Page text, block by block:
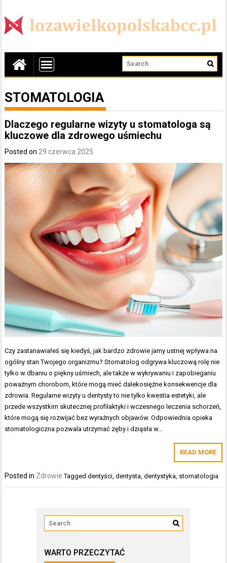
STOMATOLOGIA
Dlaczego regularne wizyty u stomatologa są
kluczowe dla zdrowego uśmiechu
Posted on 29 czerwca 2025
Czy zastanawiałeś się kiedyś, jak bardzo zdrowie jamy ustnej wpływa na
ogólny stan Twojego organizmu? Stomatolog odgrywa kluczową rolę nie
tylko w dbaniu o piękny uśmiech, ale także w wykrywaniu i zapobieganiu
poważnym chorobom, które mogą mieć dalekosiężne konsekwencje dla
zdrowia. Regularne wizyty u dentysty to nie tylko kwestia estetyki, ale
przede wszystkim skutecznej profilaktyki i wczesnego leczenia schorzeń,
które mogą się rozwijać bez wyraźnych objawów. Odpowiednia opieka
stomatologiczna pozwala utrzymać zęby i dziąsła w…
READ MORE
Posted in Zdrowie Taggeddentyści,dentysta,dentystyka, stomatologia
WARTO PRZECZYTAĆ